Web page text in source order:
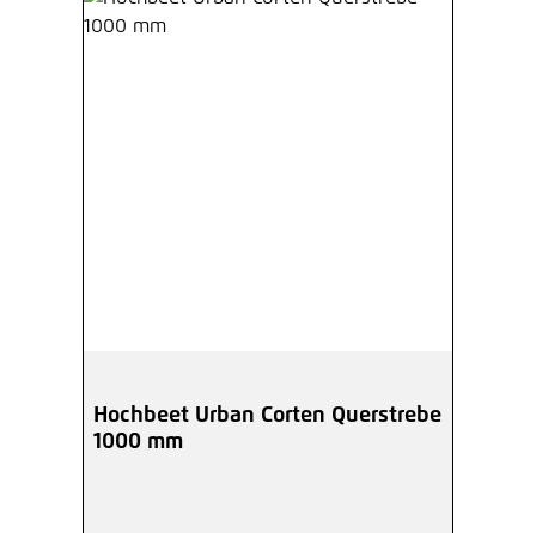
Hochbeet Urban Corten Querstrebe
1000 mm